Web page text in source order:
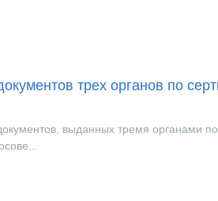
трех органов по
выданных тремя органами по